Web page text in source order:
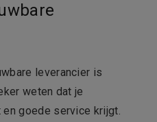
leverancier is
weten dat je
goede service krijgt.